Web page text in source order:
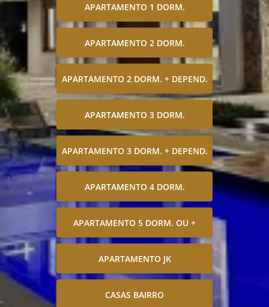
APARTAMENTO 1 DORM.
APARTAMENTO 2 DORM.
APARTAMENTO 2 DORM. + DEPEND.
APARTAMENTO 3 DORM.
APARTAMENTO 3 DORM. + DEPEND.
APARTAMENTO 4 DORM.
APARTAMENTO 5 DORM. OU +
APARTAMENTO JK
CASAS BAIRRO